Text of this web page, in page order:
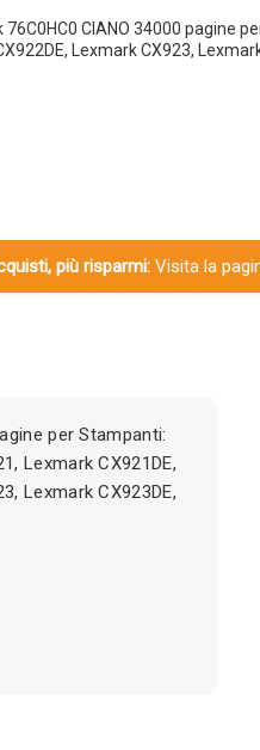
CIANO 34000 pagine
Lexmark CX923,
più risparmi:Visita la
per Stampanti:
Lexmark CX921DE,
Lexmark CX923DE,